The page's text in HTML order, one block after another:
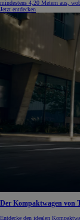
mindestens 4,20 Metern aus,
Jetzt entdecken
Der Kompaktwagen von
Entdecke den idealen